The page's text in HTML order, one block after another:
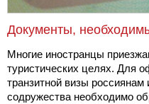
Документы,
Многие иностранцы
туристических целях. Для
транзитной визы россиянам
содружества необходимо